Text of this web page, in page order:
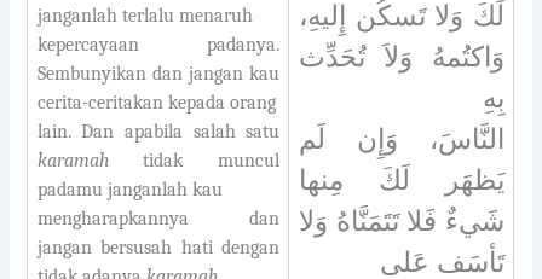
janganlah terlalu menaruh
kepercayaan padanya.
Sembunyikan dan jangan kau
cerita-ceritakan kepada orang
lain. Dan apabila salah satu
karamahtidak muncul
padamu janganlah kau
mengharapkannya dan
jangan bersusah hati dengan
لَكَ وَلا تَسكُن إِليهِ،
وَاكتُمهُ وَلاَ تُحَدِّث
بِهِ
النَّاسَ، وَإِن لَم
يَظهَر لَكَ مِنها
شَيءٌ فَلا تَتَمَنَّاهُ وَلا
تَأسَف عَلى